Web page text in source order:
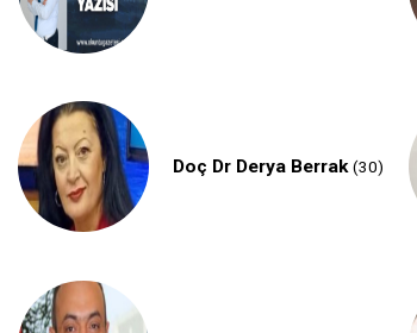
Doç Dr Derya Berrak(30)